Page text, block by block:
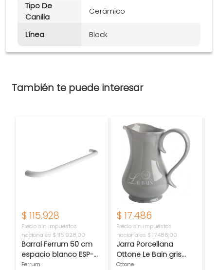
Tipo De
Canilla
Cerámico
Línea Block
También te puede interesar
$ 17.486
Precio sin impuestos
nacionales $ 17.486,00
Jarra Porcellana
Ottone Le Bain gris
AC58.15
Ottone
$ 115.928
Precio sin impuestos
nacionales $ 115.928,00
Barral Ferrum 50 cm
espacio blanco ESP-
BR-002-BL
Ferrum